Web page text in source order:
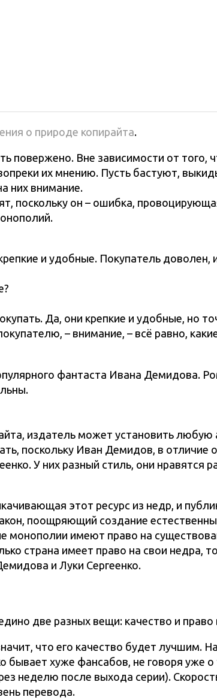
о природе копирайта.
повержено. Вне зависимости от того,
их мнению. Пусть бастуют,
них внимание.
поскольку он – ошибка,
и удобные. Покупатель доволен,
Да, они крепкие и удобные, но
– внимание, – всё равно,
фантаста Ивана Демидова.
издатель может установить любую
поскольку Иван Демидов, в отличие
У них разный стиль, они нравятся
этот ресурс из недр, и
поощряющий создание
монополии имеют право на
страна имеет право на свои недра,
и Луки Сергеенко.
две разных вещи: качество и право
что его качество будет лучшим.
хуже фансабов, не говоря уже о
неделю после выхода серии).
перевода.